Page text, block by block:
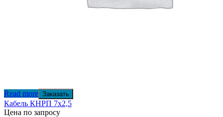
Read more Заказать
Кабель КНРП 7х2,5
Цена по запросу